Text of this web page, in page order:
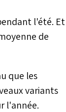
l'été. Et
de
que les
variants
l'année.